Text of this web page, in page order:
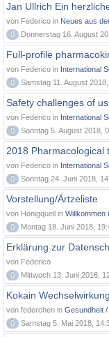
Jan Ullrich Ein
von Federico in Neues aus
0
Donnerstag 16. August
Full-profile
von Federico in International
0
Samstag 11. August
Safety challenges of
von Federico in International
0
Sonntag 5. August 2018,
2018 Pharmacological
von Federico in International
0
Sonntag 24. Juni 2018,
Vorstellung/Ärtzeliste
von Honigquell in Willkommen
0
Montag 18. Juni 2018,
Erklärung zur
von Federico
0
Mittwoch 13. Juni 2018,
Kokain
von federchen in Gesundheit /
0
Samstag 5. Mai 2018,